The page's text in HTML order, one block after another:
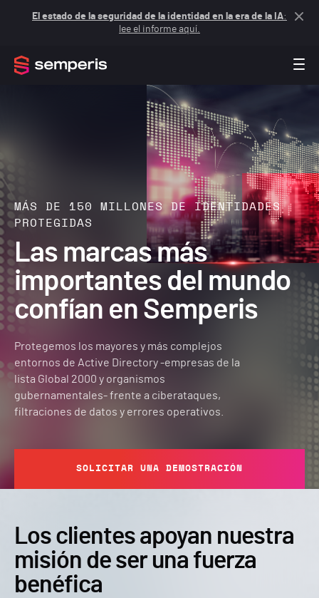
El estado de la seguridad de la identidad en la era de la IA:
lee el informe aquí.
MÁS DE 150 MILLONES DE IDENTIDADES
PROTEGIDAS
Las marcas más
importantes del mundo
confían en Semperis
Protegemos los mayores y más complejos
entornos de Active Directory -empresas de la
lista Global 2000 y organismos
gubernamentales- frente a ciberataques,
filtraciones de datos y errores operativos.
SOLICITAR UNA DEMOSTRACIÓN
Los clientes apoyan nuestra
misión de ser una fuerza
benéfica